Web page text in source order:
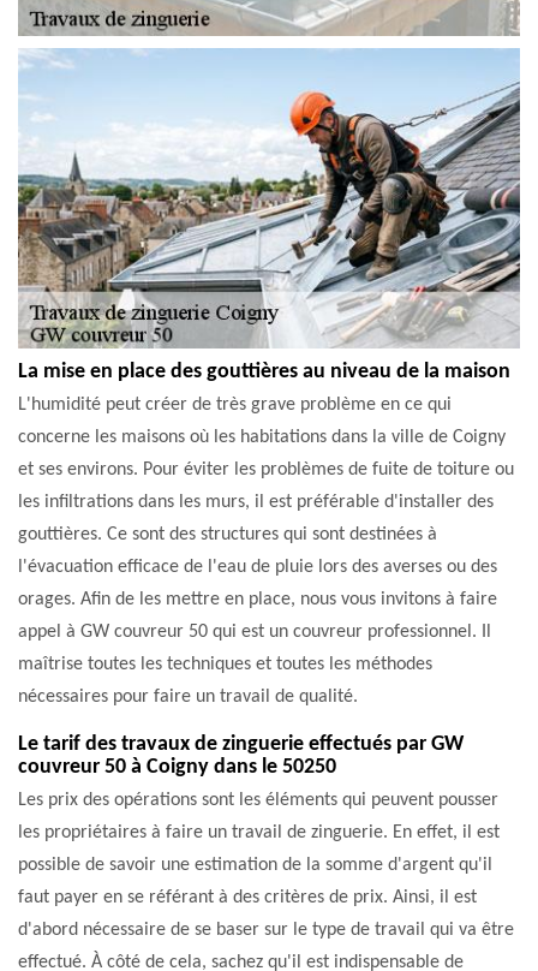
La mise en place des gouttières au niveau de la maison
L'humidité peut créer de très grave problème en ce qui
concerne les maisons où les habitations dans la ville de Coigny
et ses environs. Pour éviter les problèmes de fuite de toiture ou
les infiltrations dans les murs, il est préférable d'installer des
gouttières. Ce sont des structures qui sont destinées à
l'évacuation efficace de l'eau de pluie lors des averses ou des
orages. Afin de les mettre en place, nous vous invitons à faire
appel à GW couvreur 50 qui est un couvreur professionnel. Il
maîtrise toutes les techniques et toutes les méthodes
nécessaires pour faire un travail de qualité.
Le tarif des travaux de zinguerie effectués par GW
couvreur 50 à Coigny dans le 50250
Les prix des opérations sont les éléments qui peuvent pousser
les propriétaires à faire un travail de zinguerie. En effet, il est
possible de savoir une estimation de la somme d'argent qu'il
faut payer en se référant à des critères de prix. Ainsi, il est
d'abord nécessaire de se baser sur le type de travail qui va être
effectué. À côté de cela, sachez qu'il est indispensable de